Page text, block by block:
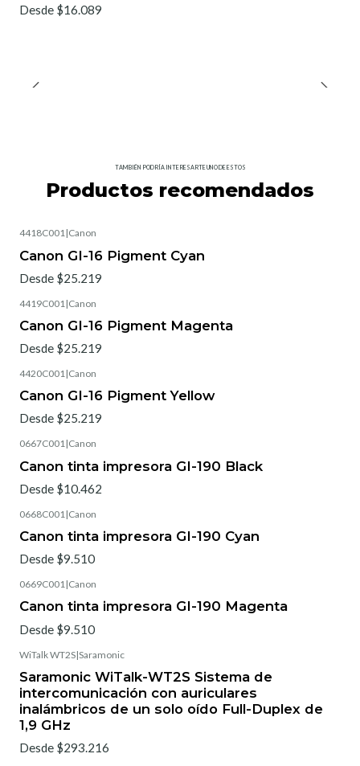
Desde $16.089
TAMBIÉN PODRÍA INTERESARTE UNO DE ESTOS
Productos recomendados
4418C001|Canon
Canon GI-16 Pigment Cyan
Desde $25.219
4419C001 |Canon
Canon GI-16 Pigment Magenta
Desde $25.219
4420C001|Canon
Canon GI-16 Pigment Yellow
Desde $25.219
0667C001|Canon
Canon tinta impresora GI-190 Black
Desde $10.462
0668C001 |Canon
Canon tinta impresora GI-190 Cyan
Desde $9.510
0669C001|Canon
Canon tinta impresora GI-190 Magenta
Desde $9.510
WiTalk WT2S|Saramonic
Saramonic WiTalk-WT2S Sistema de
intercomunicación con auriculares
inalámbricos de un solo oído Full-Duplex de
1,9 GHz
Desde $293.216